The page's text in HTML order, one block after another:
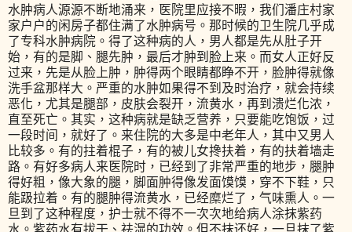
水肿病人源源不断地涌来，医院里应接不暇，我们潘庄村家
家户户的闲房子都住满了水肿病号。那时候的卫生院几乎成
了专科水肿病院。得了这种病的人，男人都是先从肚子开
始，有的是脚、腿先肿，最后才肿到脸上来。而女人正好反
过来，先是从脸上肿，肿得两个眼睛都睁不开，脸肿得就像
洗手盆那样大。严重的水肿如果得不到及时治疗，就会持续
恶化，尤其是腿部，皮肤会裂开，流黄水，再到溃烂化浓，
直至死亡。其实，这种病就是缺乏营养，只要能吃饱饭，过
一段时间，就好了。来住院的大多是中老年人，其中又男人
比较多。有的拄着棍子，有的被儿女搀扶着，有的扶着墙走
路。有好多病人来医院时，已经到了非常严重的地步，腿肿
得好粗，像大象的腿，脚面肿得像发面馍馍，穿不下鞋，只
能趿拉着。有的腿肿得流黄水，已经糜烂了，气味熏人。一
旦到了这种程度，护士就不得不一次次地给病人涂抹紫药
水。紫药水有拔干、祛湿的功效。但不抹还好，一旦抹了紫